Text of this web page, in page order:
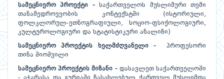
სამეცნიერო პროექტი -საქართველოს მუსლიმური თემი
თანამედროვეობის კონტექსტში (ისტორიული,
ფოლკლორულ-ეთნოგრაფიული, სოციო-ფსიქოლოგიური,
კულტუროლოგიური და სტატისტიკური ანალიზი)
სამეცნიერო პროექტის ხელმძღვანელი - პროფესორი
თინა შიოშვილი
სამეცნიერო პროექტის მიზანი - დასავლეთ საქართველოში